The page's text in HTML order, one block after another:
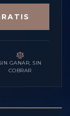
GANAR, SIN
COBRAR